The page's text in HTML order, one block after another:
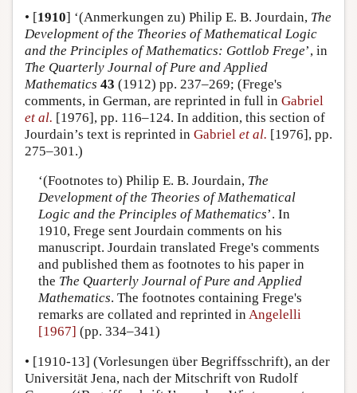
• [1910] ‘(Anmerkungen zu) Philip E. B. Jourdain, The
Development of the Theories of Mathematical Logic
and the Principles of Mathematics: Gottlob Frege’, in
The Quarterly Journal of Pure and Applied
Mathematics 43 (1912) pp. 237–269; (Frege's
comments, in German, are reprinted in full in Gabriel
et al. [1976], pp. 116–124. In addition, this section of
Jourdain’s text is reprinted in Gabriel et al. [1976], pp.
275–301.)
‘(Footnotes to) Philip E. B. Jourdain, The
Development of the Theories of Mathematical
Logic and the Principles of Mathematics’. In
1910, Frege sent Jourdain comments on his
manuscript. Jourdain translated Frege's comments
and published them as footnotes to his paper in
the The Quarterly Journal of Pure and Applied
Mathematics. The footnotes containing Frege's
remarks are collated and reprinted in Angelelli
[1967] (pp. 334–341)
• [1910-13] (Vorlesungen über Begriffsschrift), an der
Universität Jena, nach der Mitschrift von Rudolf